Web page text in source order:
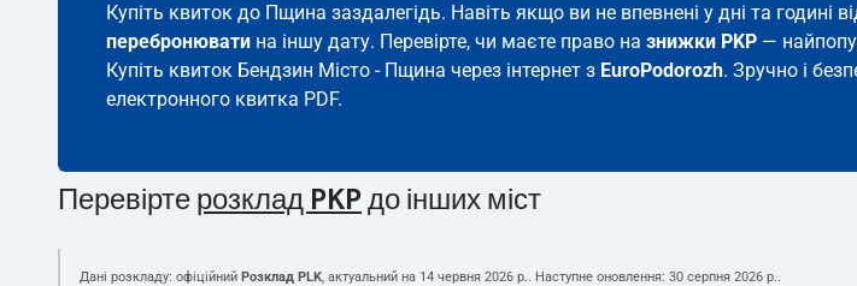
Купіть квиток до Пщина заздалегідь. Навіть якщо ви не впевнені у дні та
перебронювати на іншу дату. Перевірте, чи маєте право на знижки PKP —
Купіть квиток Бендзин Місто - Пщина через інтернет з EuroPodorozh. Зручно і
електронного квитка PDF.
Перевірте розклад PKP до інших міст
Дані розкладу: офіційний Розклад PLK, актуальний на 14 червня 2026 р.. Наступне оновлення: 30 серпня 2026 р..